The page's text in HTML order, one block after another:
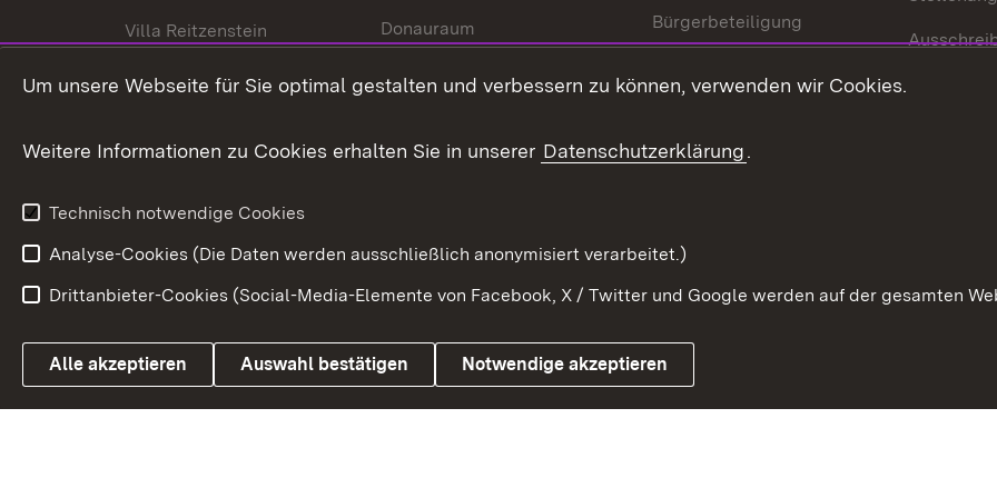
Villa Reitzenstein
Kontakt und Anfahrt
Donauraum
Dynamischer Europapool
Welt
Bürgerbeteiligung
Protokoll und
Link zum Landesportal
Impressum
Um unsere Webseite für Sie optimal gestalten und verbessern zu können, verwenden wir Cookies.
Weitere Informationen zu Cookies erhalten Sie in unserer Datenschutzerklärung.
Technisch notwendige Cookies
Analyse-Cookies (Die Daten werden ausschließlich anonymisiert verarbeitet.)
Drittanbieter-Cookies (Social-Media-Elemente von Facebook, X / Twitter und Google werden auf der gesamten
Alle akzeptieren Auswahl bestätigen Notwendige akzeptieren